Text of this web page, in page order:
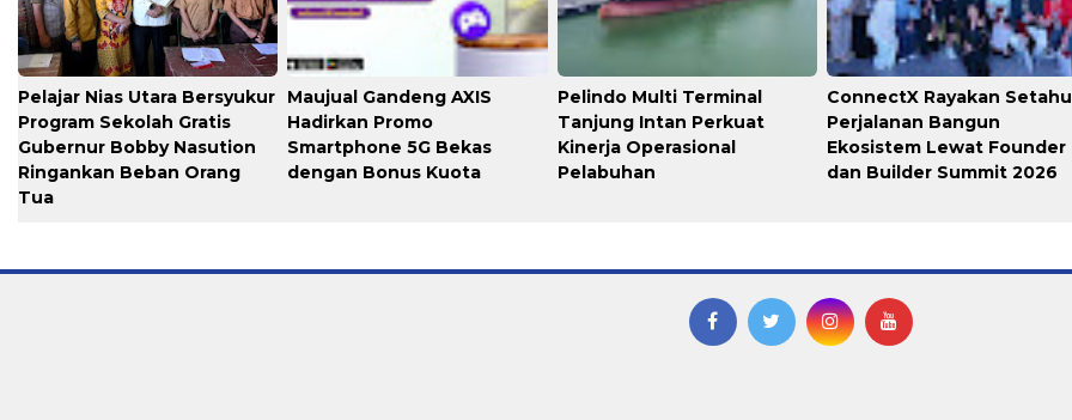
Pelajar Nias Utara Bersyukur
Program Sekolah Gratis
Gubernur Bobby Nasution
Ringankan Beban Orang
Tua
Maujual Gandeng AXIS
Hadirkan Promo
Smartphone 5G Bekas
dengan Bonus Kuota
Pelindo Multi Terminal
Tanjung Intan Perkuat
Kinerja Operasional
Pelabuhan
ConnectX Rayakan
Perjalanan Bangun
Ekosistem Lewat Founder
dan Builder Summit 2026